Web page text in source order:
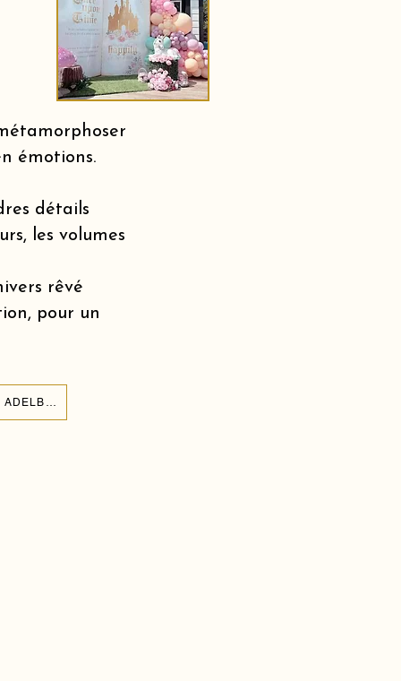
émotions.
détails
les volumes
rêvé
pour un
CRÉER UNE ARCHE DE BALLONS POUR L'ANNIVERSAIRE DE MON ENFANT À ADELBODEN 3715